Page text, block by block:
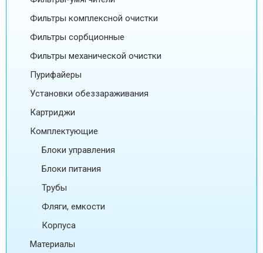
Фильтры комплексной очистки
Фильтры сорбционные
Фильтры механической очистки
Пурифайеры
Установки обеззараживания
Картриджи
Комплектующие
Блоки управления
Блоки питания
Трубы
Фляги, емкости
Корпуса
Материалы